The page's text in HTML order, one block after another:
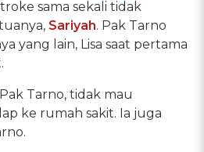
sama sekali tidak
Sariyah. Pak Tarno
yang lain, Lisa saat pertama
Tarno, tidak mau
ke rumah sakit. Ia juga